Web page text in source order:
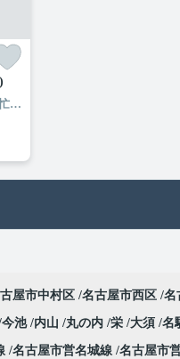
名古屋東片端郵便局まで124mです。忙しい朝でも鏡を見ながらサッと身支度を整えることができる独立洗面台があります。共用部には敷地内ごみ置き場・エレベータなどが揃っており、とても充実しています。ぜひご覧いただきたい賃貸物件です。名古屋市東区エリアと名古屋市営桜通線高岳付近のお部屋探しなら当社へ。あなたからのお問い合せをスタッフ一同お待ちしております。
屋市中村区 名古屋市西区 名
今池 内山 丸の内 栄 大須 名
名古屋市営名城線 名古屋市